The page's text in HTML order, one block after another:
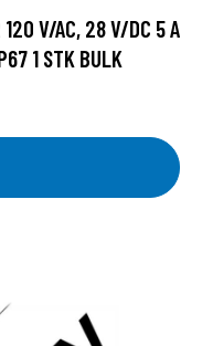
120 V/AC, 28 V/DC 5 A
1 STK BULK